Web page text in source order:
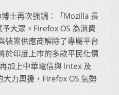
士再次強調：「Mozilla 長
大眾。Firefox OS 為消費
裝置供應商解除了專屬平台
於印度上巿的多款平民化價
加上中華電信與 Intex 及
力奧援，Firefox OS 氣勢